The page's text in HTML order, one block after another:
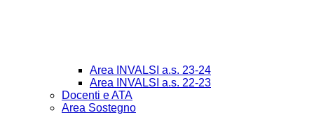
Area INVALSI a.s. 23-24
Area INVALSI a.s. 22-23
Docenti e ATA
Area Sostegno